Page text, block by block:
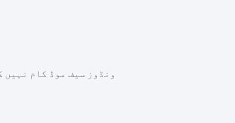
[حل] ونڈوز سیف موڈ کام